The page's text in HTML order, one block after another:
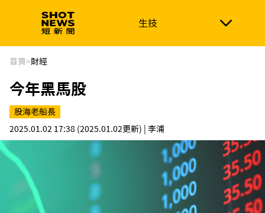
生技
生技 政治
新南向 體育
首頁>財經
今年黑馬股
股海老船長
2025.01.02 17:38 (2025.01.02更新) | 李浦